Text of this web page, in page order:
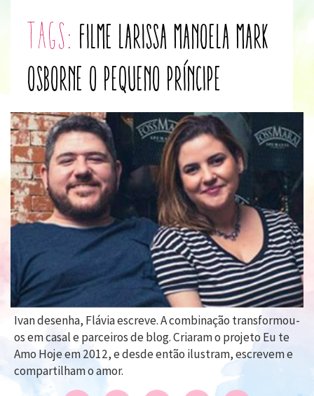
tags: filme Larissa ManoelaMark
Osborne O Pequeno Príncipe
Ivan desenha, Flávia escreve. A combinação transformou-
os em casal e parceiros de blog. Criaram o projeto Eu te
Amo Hoje em 2012, e desde então ilustram, escrevem e
compartilham o amor.